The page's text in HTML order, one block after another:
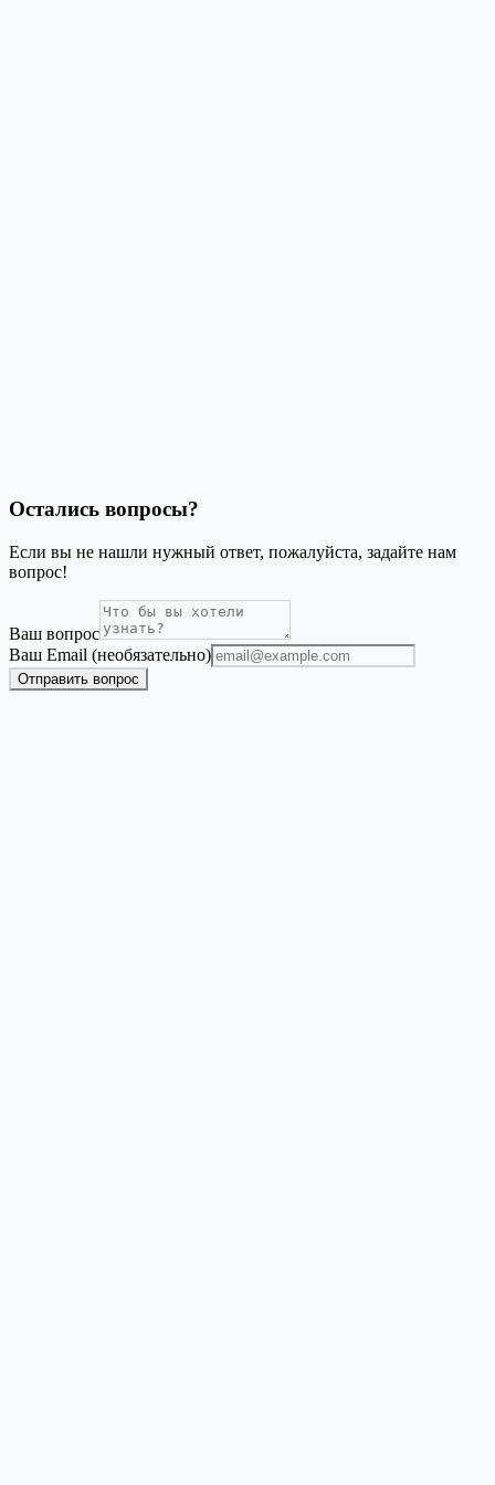
Остались вопросы?
Если вы не нашли нужный ответ, пожалуйста, задайте нам
вопрос!
Ваш вопрос
Ваш Email (необязательно)
Отправить вопрос